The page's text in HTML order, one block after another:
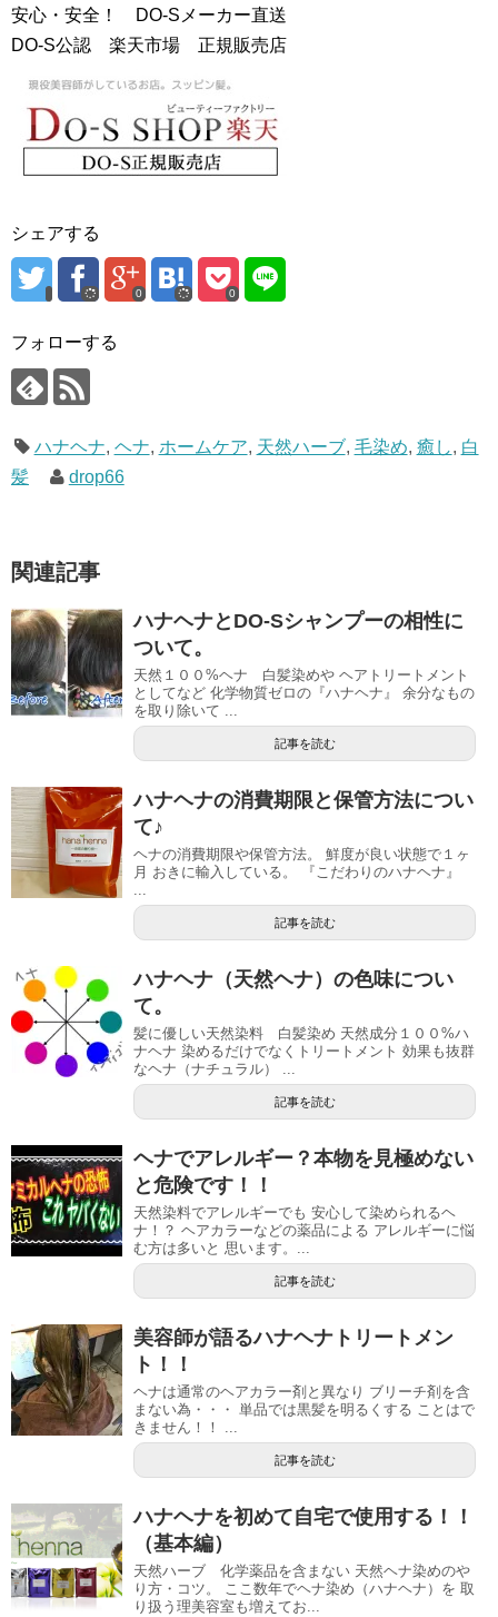
安心・安全！ DO-Sメーカー直送
DO-S公認 楽天市場 正規販売店
シェアする
0 0
フォローする
ハナヘナ, ヘナ, ホームケア, 天然ハーブ, 毛染め, 癒し, 白
髪
drop66
関連記事
ハナヘナとDO-Sシャンプーの相性に
ついて。
天然１００%ヘナ 白髪染めや ヘアトリートメント
としてなど 化学物質ゼロの『ハナヘナ』 余分なもの
を取り除いて ...
記事を読む
ハナヘナの消費期限と保管方法につい
て♪
ヘナの消費期限や保管方法。 鮮度が良い状態で１ヶ
月 おきに輸入している。 『こだわりのハナヘナ』
...
記事を読む
ハナヘナ（天然ヘナ）の色味につい
て。
髪に優しい天然染料 白髪染め 天然成分１００%ハ
ナヘナ 染めるだけでなくトリートメント 効果も抜群
なヘナ（ナチュラル） ...
記事を読む
ヘナでアレルギー？本物を見極めない
と危険です！！
天然染料でアレルギーでも 安心して染められるヘ
ナ！？ ヘアカラーなどの薬品による アレルギーに悩
む方は多いと 思います。...
記事を読む
美容師が語るハナヘナトリートメン
ト！！
ヘナは通常のヘアカラー剤と異なり ブリーチ剤を含
まない為・・・ 単品では黒髪を明るくする ことはで
きません！！ ...
記事を読む
ハナヘナを初めて自宅で使用する！！
（基本編）
天然ハーブ 化学薬品を含まない 天然ヘナ染めのや
り方・コツ。 ここ数年でヘナ染め（ハナヘナ）を 取
り扱う理美容室も増えてお...